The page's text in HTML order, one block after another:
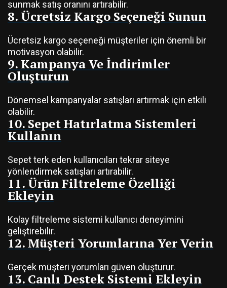
sunmak satış oranını artırabilir.
8. Ücretsiz Kargo Seçeneği Sunun
Ücretsiz kargo seçeneği müşteriler için önemli bir
motivasyon olabilir.
9. Kampanya Ve İndirimler
Oluşturun
Dönemsel kampanyalar satışları artırmak için etkili
olabilir.
10. Sepet Hatırlatma Sistemleri
Kullanın
Sepet terk eden kullanıcıları tekrar siteye
yönlendirmek satışları artırabilir.
11. Ürün Filtreleme Özelliği
Ekleyin
Kolay filtreleme sistemi kullanıcı deneyimini
geliştirebilir.
12. Müşteri Yorumlarına Yer Verin
Gerçek müşteri yorumları güven oluşturur.
13. Canlı Destek Sistemi Ekleyin